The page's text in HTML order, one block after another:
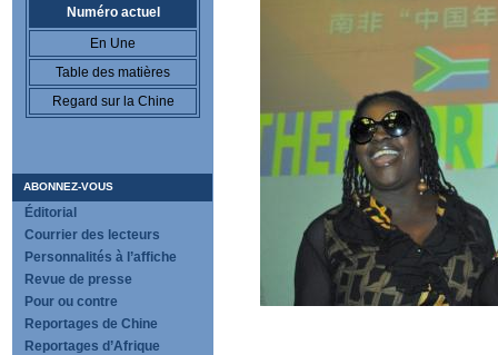
Numéro actuel
En Une
Table des matières
Regard sur la Chine
ABONNEZ-VOUS
Éditorial
Courrier des lecteurs
Personnalités à l’affiche
Revue de presse
Pour ou contre
Reportages de Chine
Reportages d’Afrique